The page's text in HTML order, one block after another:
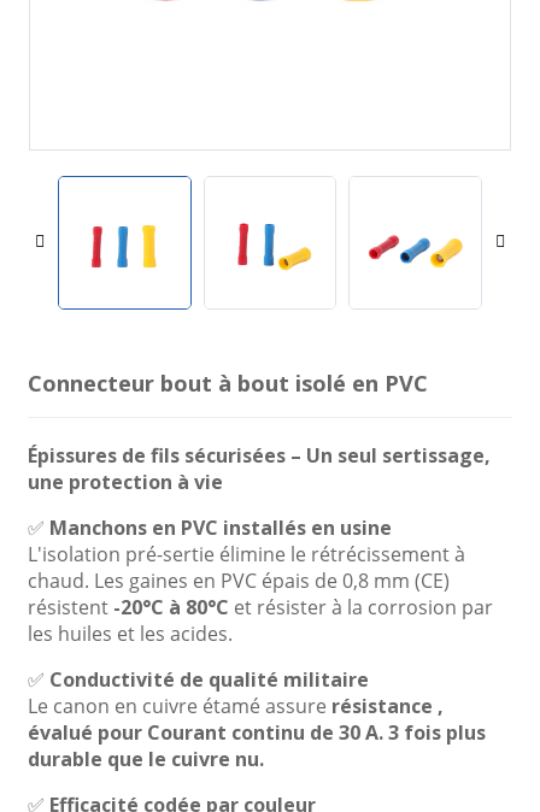
Connecteur bout à bout isolé en PVC
Épissures de fils sécurisées – Un seul sertissage,
une protection à vie
✅ Manchons en PVC installés en usine
L'isolation pré-sertie élimine le rétrécissement à
chaud. Les gaines en PVC épais de 0,8 mm (CE)
résistent -20°C à 80°C et résister à la corrosion par
les huiles et les acides.
✅ Conductivité de qualité militaire
Le canon en cuivre étamé assure résistance ,
évalué pour Courant continu de 30 A. 3 fois plus
durable que le cuivre nu.
✅ Efficacité codée par couleur